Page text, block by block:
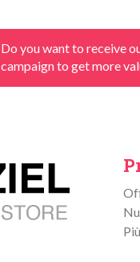
Do you want to receive
campaign to get more